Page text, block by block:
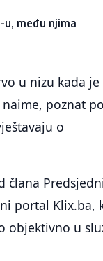
u, među njima
u nizu kada
poznat
o
člana
portal Klix.ba,
objektivno u